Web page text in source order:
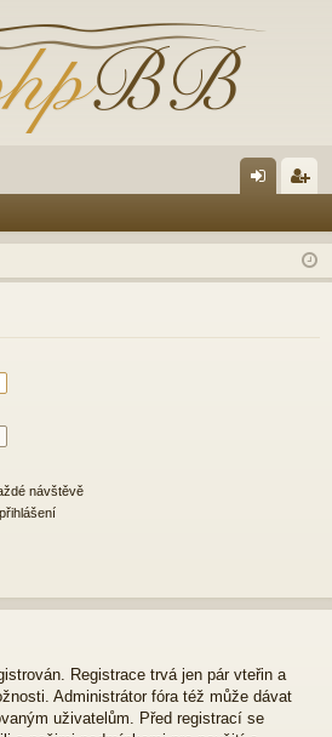
lá
sit
ist
ro
návštěvě
Registrace trvá jen pár vteřin a
Administrátor fóra též může dávat
uživatelům. Před registrací se